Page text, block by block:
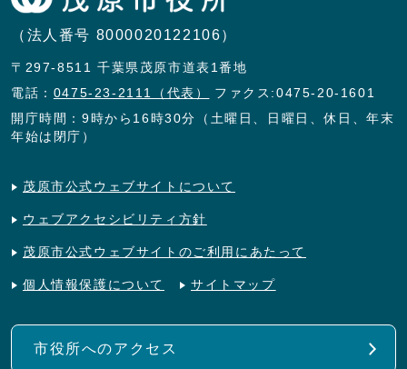
（法人番号 8000020122106）
〒297-8511 千葉県茂原市道表1番地
電話： 0475-23-2111（代表）
ファクス:0475-20-1601
開庁時間：9時から16時30分（土曜日、日曜日、休日、年末
年始は閉庁）
茂原市公式ウェブサイトについて
ウェブアクセシビリティ方針
茂原市公式ウェブサイトのご利用にあたって
個人情報保護について サイトマップ
市役所へのアクセス